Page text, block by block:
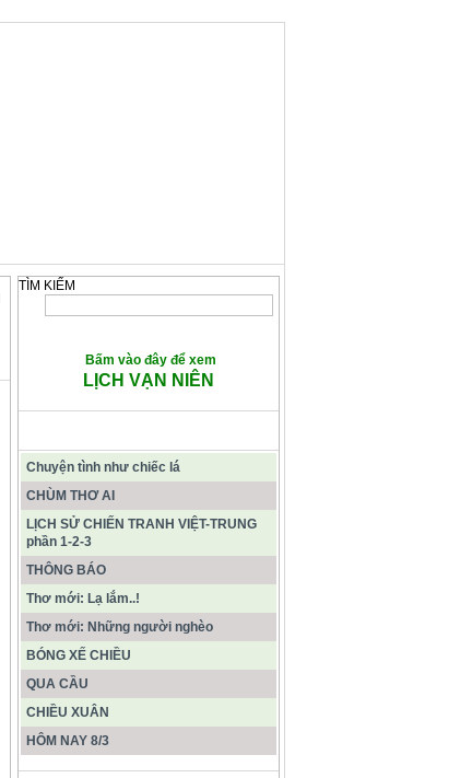
TÌM KIẾM
Bấm vào đây để xem
LỊCH VẠN NIÊN
Chuyện tình như chiếc lá
CHÙM THƠ AI
LỊCH SỬ CHIẾN TRANH VIỆT-TRUNG
phần 1-2-3
THÔNG BÁO
Thơ mới: Lạ lắm..!
Thơ mới: Những người nghèo
BÓNG XẾ CHIỀU
QUA CẦU
CHIỀU XUÂN
HÔM NAY 8/3